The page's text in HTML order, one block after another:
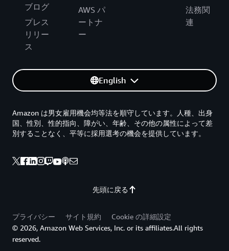
ブログ
プレス
リリー
ス
AWS パ
ートナ
ー
法務関
連
English
先頭に戻る
Amazon は男女雇用機会均等法を順守しています。人種、出身
国、性別、性的指向、障がい、年齢、その他の属性によって差
別することなく、平等に採用選考の機会を提供しています。
プライバシー サイト規約
Cookie の詳細設定
© 2026, Amazon Web Services, Inc. or its affiliates.All rights
reserved.